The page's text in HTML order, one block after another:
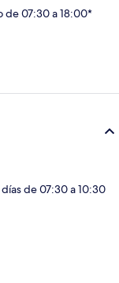
de 07:30 a 18:00*
de 07:30 a 10:30